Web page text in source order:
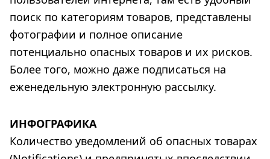
поиск по категориям товаров, представлены
фотографии и полное описание
потенциально опасных товаров и их рисков.
Более того, можно даже подписаться на
еженедельную электронную рассылку.
ИНФОГРАФИКА
Количество уведомлений об опасных товарах